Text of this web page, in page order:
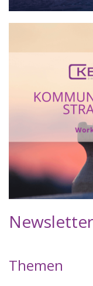
Newsletter
Themen